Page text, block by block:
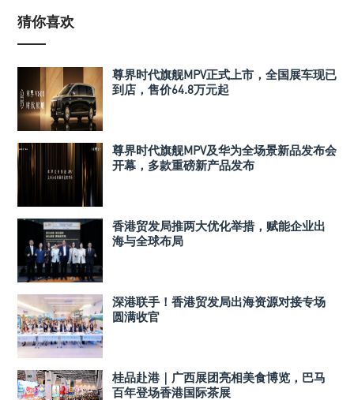
猜你喜欢
尊界时代旗舰MPV正式上市，全国展车现已
到店，售价64.8万元起
尊界时代旗舰MPV及华为全场景新品发布会
开幕，多款重磅新产品发布
香港贸发局推两大优化举措，赋能企业出
海与全球布局
深港联手！香港贸发局出海资源对接专场
圆满收官
桂品赴港｜广西展团亮相美食博览，巴马
百年登场香港国际茶展